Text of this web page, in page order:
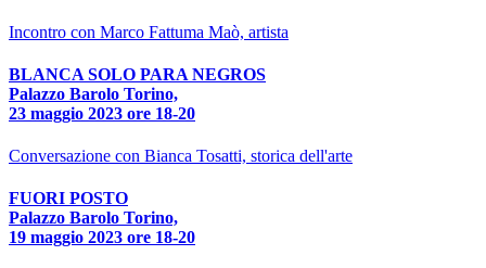
Incontro con Marco Fattuma Maò, artista
BLANCA SOLO PARA NEGROS
Palazzo Barolo Torino,
23 maggio 2023 ore 18-20
Conversazione con Bianca Tosatti, storica dell'arte
FUORI POSTO
Palazzo Barolo Torino,
19 maggio 2023 ore 18-20